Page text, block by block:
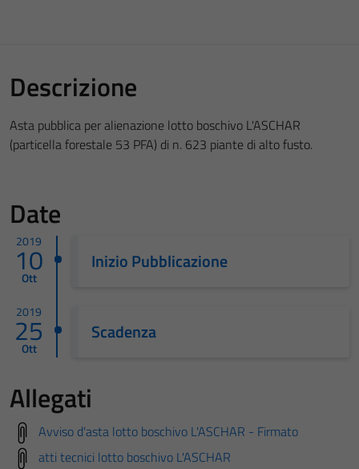
Descrizione
Asta pubblica per alienazione lotto boschivo L'ASCHAR
(particella forestale 53 PFA) di n. 623 piante di alto fusto.
Date
2019
10
Ott
Inizio Pubblicazione
2019
25
Ott
Scadenza
Allegati
Avviso d'asta lotto boschivo L'ASCHAR - Firmato
atti tecnici lotto boschivo L'ASCHAR